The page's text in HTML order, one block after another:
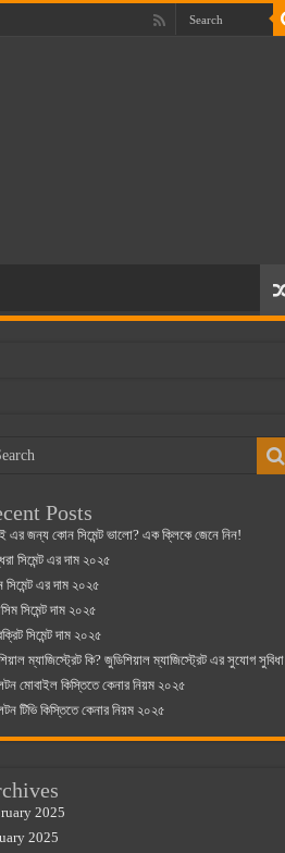
Posts
এর জন্য কোন সিমেন্ট ভালো? এক ক্লিকে জেনে নিন!
সিমেন্ট এর দাম ২০২৫
সিমেন্ট এর দাম ২০২৫
সিমেন্ট দাম ২০২৫
সিমেন্ট দাম ২০২৫
ম্যাজিস্ট্রেট কি? জুডিশিয়াল ম্যাজিস্ট্রেট এর সুযোগ সুবিধা
মোবাইল কিস্তিতে কেনার নিয়ম ২০২৫
টিভি কিস্তিতে কেনার নিয়ম ২০২৫
2025
2025